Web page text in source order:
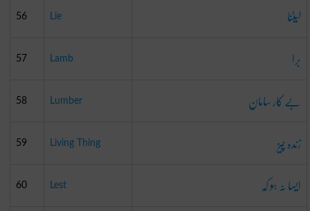
56 Lie لیٹنا
57 Lamb برا
58 Lumber بے کار سامان
59 Living Thing زندہ چیز
60 Lest ایسا نہ ہو کہ